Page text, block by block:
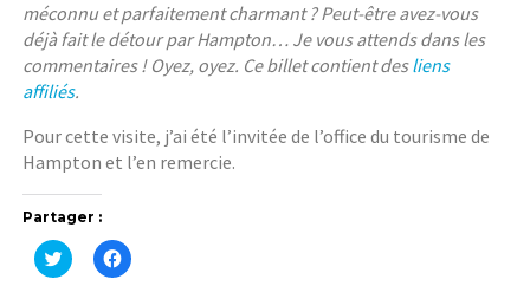
méconnu et parfaitement charmant ? Peut-être avez-vous
déjà fait le détour par Hampton… Je vous attends dans les
commentaires ! Oyez, oyez. Ce billet contient desliens
affiliés.
Pour cette visite, j’ai été l’invitée de l’office du tourisme de
Hampton et l’en remercie.
Partager :
C
l
C
l